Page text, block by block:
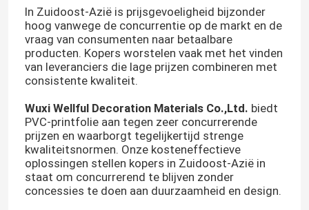
In Zuidoost-Azië is prijsgevoeligheid bijzonder
hoog vanwege de concurrentie op de markt en de
vraag van consumenten naar betaalbare
producten. Kopers worstelen vaak met het vinden
van leveranciers die lage prijzen combineren met
consistente kwaliteit.
Wuxi Wellful Decoration Materials Co.,Ltd. biedt
PVC-printfolie aan tegen zeer concurrerende
prijzen en waarborgt tegelijkertijd strenge
kwaliteitsnormen. Onze kosteneffectieve
oplossingen stellen kopers in Zuidoost-Azië in
staat om concurrerend te blijven zonder
concessies te doen aan duurzaamheid en design.